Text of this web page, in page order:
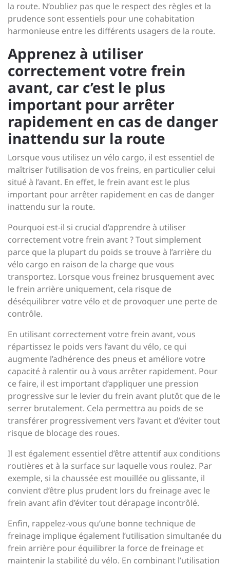
la route. N’oubliez pas que le respect des règles et la
prudence sont essentiels pour une cohabitation
harmonieuse entre les différents usagers de la route.
Apprenez à utiliser
correctement votre frein
avant, car c’est le plus
important pour arrêter
rapidement en cas de danger
inattendu sur la route
Lorsque vous utilisez un vélo cargo, il est essentiel de
maîtriser l’utilisation de vos freins, en particulier celui
situé à l’avant. En effet, le frein avant est le plus
important pour arrêter rapidement en cas de danger
inattendu sur la route.
Pourquoi est-il si crucial d’apprendre à utiliser
correctement votre frein avant ? Tout simplement
parce que la plupart du poids se trouve à l’arrière du
vélo cargo en raison de la charge que vous
transportez. Lorsque vous freinez brusquement avec
le frein arrière uniquement, cela risque de
déséquilibrer votre vélo et de provoquer une perte de
contrôle.
En utilisant correctement votre frein avant, vous
répartissez le poids vers l’avant du vélo, ce qui
augmente l’adhérence des pneus et améliore votre
capacité à ralentir ou à vous arrêter rapidement. Pour
ce faire, il est important d’appliquer une pression
progressive sur le levier du frein avant plutôt que de le
serrer brutalement. Cela permettra au poids de se
transférer progressivement vers l’avant et d’éviter tout
risque de blocage des roues.
Il est également essentiel d’être attentif aux conditions
routières et à la surface sur laquelle vous roulez. Par
exemple, si la chaussée est mouillée ou glissante, il
convient d’être plus prudent lors du freinage avec le
frein avant afin d’éviter tout dérapage incontrôlé.
Enfin, rappelez-vous qu’une bonne technique de
freinage implique également l’utilisation simultanée du
frein arrière pour équilibrer la force de freinage et
maintenir la stabilité du vélo. En combinant l’utilisation